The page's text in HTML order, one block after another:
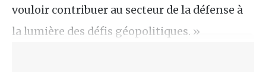
vouloir contribuer au secteur de la défense à
la lumière des défis géopolitiques. »